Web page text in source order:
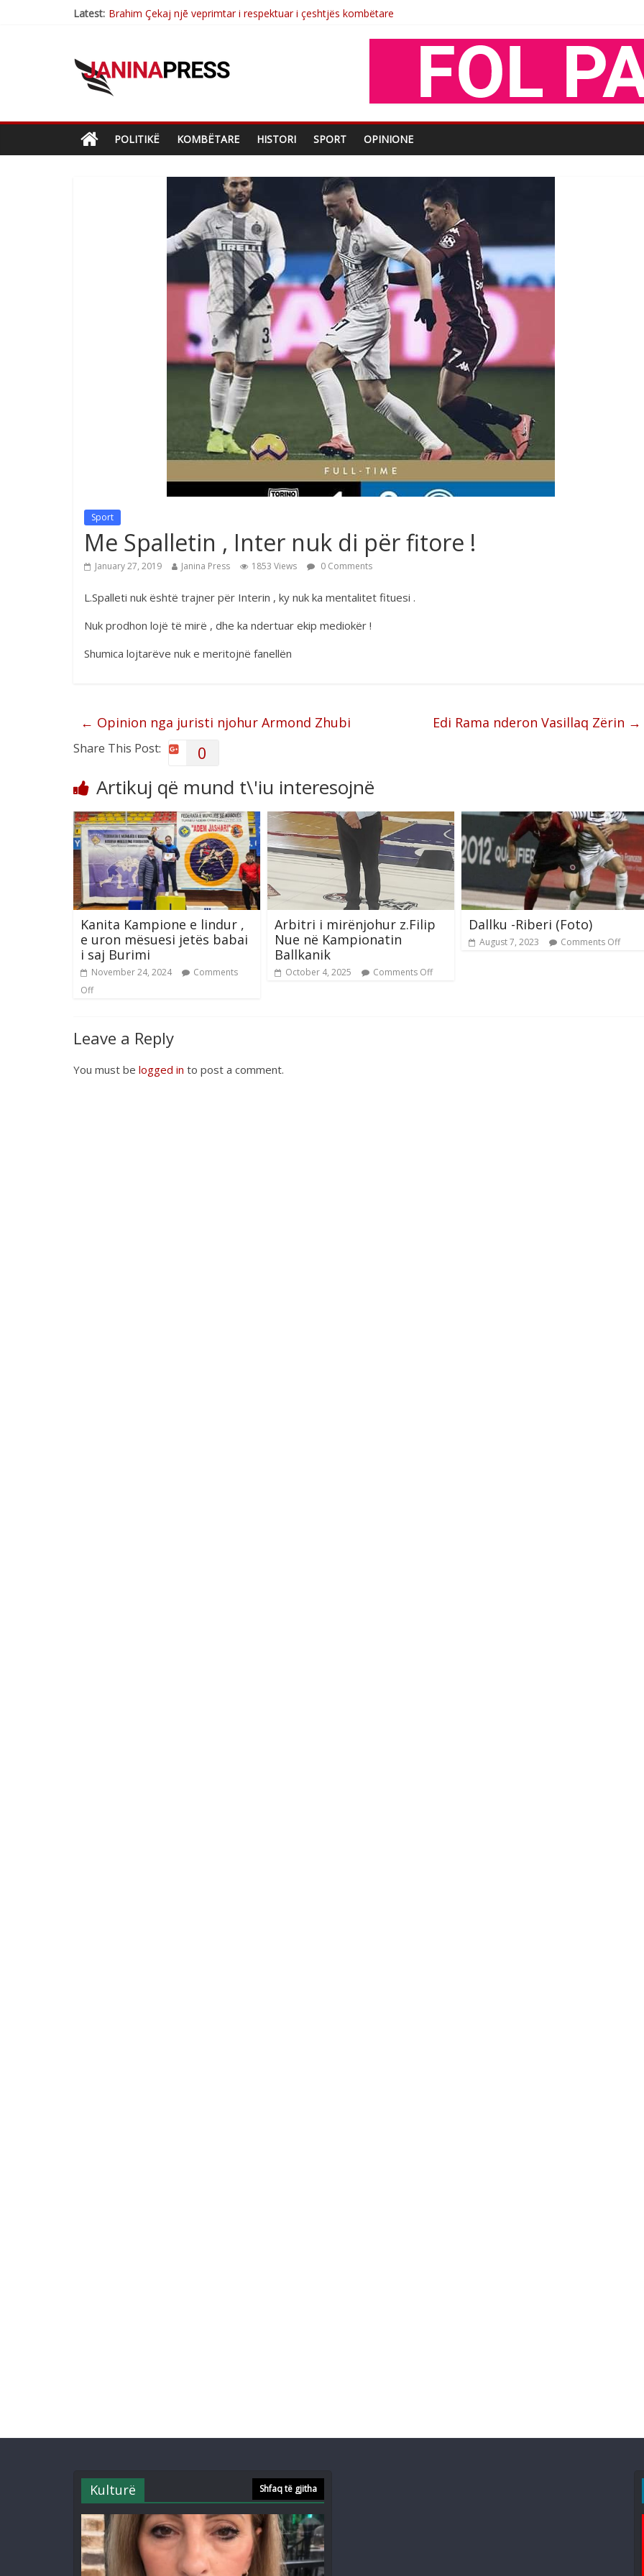
Latest: Brahim Çekaj njē veprimtar i respektuar i çeshtjës kombëtare
Çlirimtari Agron Gërvalla me takime pune në atdhe të shoqerisë Levizja
Mimoza Gjoni artiste e mirëfilltë e këngës shqiptare
Nga Elmije Ajazi e nderuar
POLITIKË KOMBËTARE HISTORI SPORT OPINIONE
Sport
Me Spalletin , Inter nuk di për fitore !
January 27, 2019 Janina Press 1853 Views 0 Comments
L.Spalleti nuk është trajner për Interin , ky nuk ka mentalitet fituesi .
Nuk prodhon lojë të mirë , dhe ka ndertuar ekip mediokër !
Shumica lojtarëve nuk e meritojnë fanellën
← Opinion nga juristi njohur Armond Zhubi Edi Rama nderon Vasillaq Zërin →
Share This Post: 0
Artikuj që mund t\'iu interesojnë
Kanita Kampione e lindur ,
e uron mësuesi jetës babai
i saj Burimi
November 24, 2024
Comments
Off
Arbitri i mirënjohur z.Filip
Nue në Kampionatin
Ballkanik
October 4, 2025 Comments Off
Dallku -Riberi (Foto)
August 7, 2023 Comments Off
Leave a Reply
You must be logged in to post a comment.
Kulturë Shfaq të gjitha